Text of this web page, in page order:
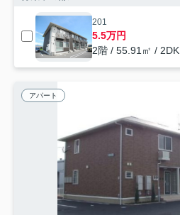
201
5.5万円
2階 / 55.91㎡ / 2DK
アパート